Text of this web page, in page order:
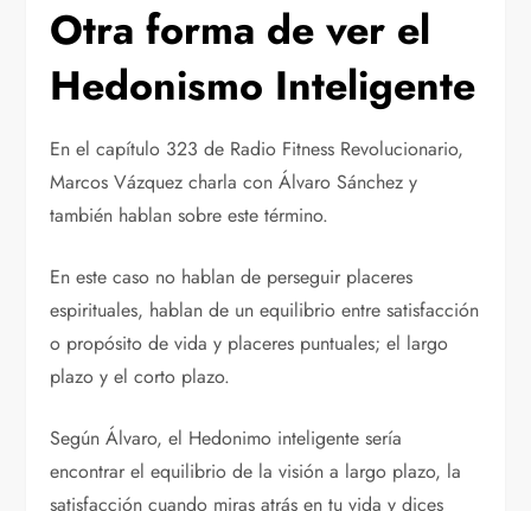
Otra forma de ver el
Hedonismo Inteligente
En el capítulo 323 de Radio Fitness Revolucionario,
Marcos Vázquez charla con Álvaro Sánchez y
también hablan sobre este término.
En este caso no hablan de perseguir placeres
espirituales, hablan de un equilibrio entre satisfacción
o propósito de vida y placeres puntuales; el largo
plazo y el corto plazo.
Según Álvaro, el Hedonimo inteligente sería
encontrar el equilibrio de la visión a largo plazo, la
satisfacción cuando miras atrás en tu vida y dices